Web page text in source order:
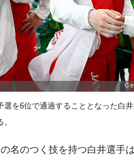
選を6位で通過することとなった白
名のつく技を持つ白井選手